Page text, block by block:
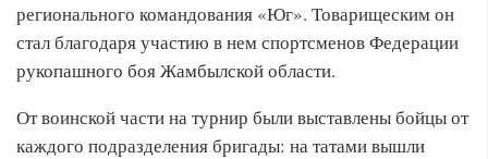
регионального командования «Юг». Товарищеским он
стал благодаря участию в нем спортсменов Федерации
рукопашного боя Жамбылской области.
От воинской части на турнир были выставлены бойцы от
каждого подразделения бригады: на татами вышли